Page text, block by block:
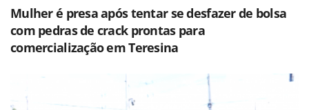
Mulher é presa após tentar se desfazer de bolsa
com pedras de crack prontas para
comercialização em Teresina